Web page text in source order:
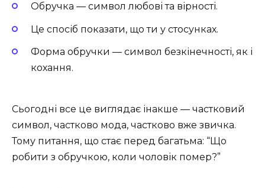
Обручка — символ любові та вірності.
Це спосіб показати, що ти у стосунках.
Форма обручки — символ безкінечності, як і
кохання.
Сьогодні все це виглядає інакше — частковий
символ, частково мода, частково вже звичка.
Тому питання, що стає перед багатьма: “Що
робити з обручкою, коли чоловік помер?”